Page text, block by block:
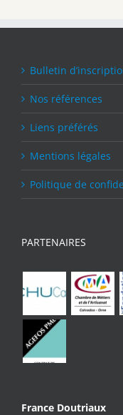
Bulletin
Nos références
Liens préférés
Mentions légales
Politique de
PARTENAIRES
France Doutriaux